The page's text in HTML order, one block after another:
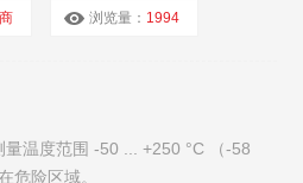
浏览量： 1994
温度范围 -50 ... +250 °C （-58
危险区域。